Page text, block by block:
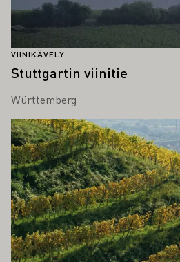
VIINIKÄVELY
Stuttgartin viinitie
Württemberg
Lue lisää